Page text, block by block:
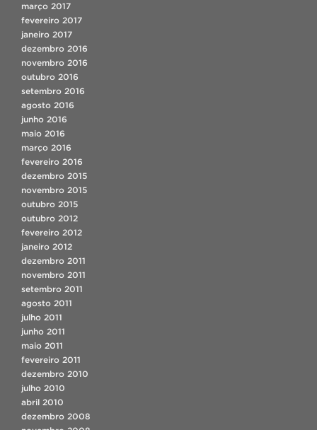
março 2017
fevereiro 2017
janeiro 2017
dezembro 2016
novembro 2016
outubro 2016
setembro 2016
agosto 2016
junho 2016
maio 2016
março 2016
fevereiro 2016
dezembro 2015
novembro 2015
outubro 2015
outubro 2012
fevereiro 2012
janeiro 2012
dezembro 2011
novembro 2011
setembro 2011
agosto 2011
julho 2011
junho 2011
maio 2011
fevereiro 2011
dezembro 2010
julho 2010
abril 2010
dezembro 2008